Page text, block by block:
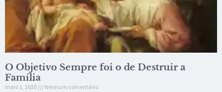
O Objetivo Sempre foi o de Destruir a
Família
maio 1, 2020 Nenhum comentário